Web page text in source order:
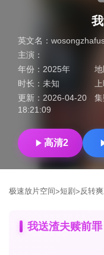
英文名：
主演：
年份： 2025年 地
时长： 未知
更新： 2026-04-20
18:21:09
集
高清2
极速放片空间>短剧 >反转爽
我送渣夫赎前